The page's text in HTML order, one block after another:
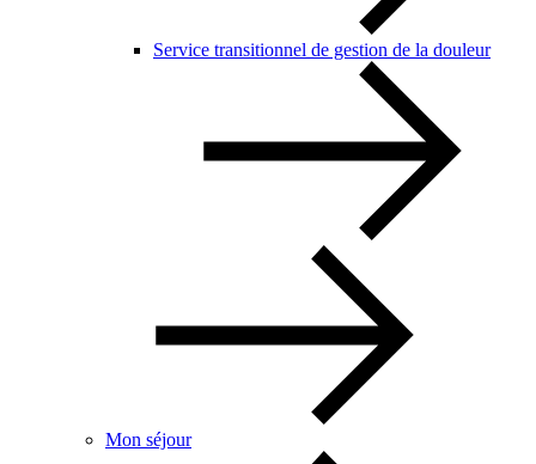
Service transitionnel de gestion de la douleur
Mon séjour